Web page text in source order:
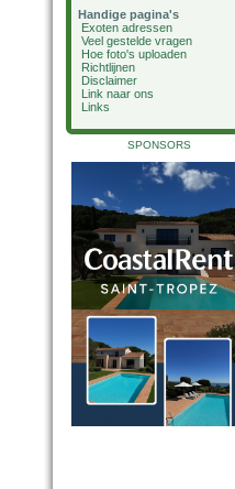
Handige pagina's
Exoten adressen
Veel gestelde vragen
Hoe foto's uploaden
Richtlijnen
Disclaimer
Link naar ons
Links
SPONSORS